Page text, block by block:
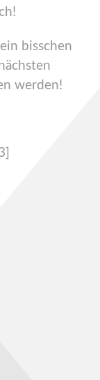
bisschen
werden!